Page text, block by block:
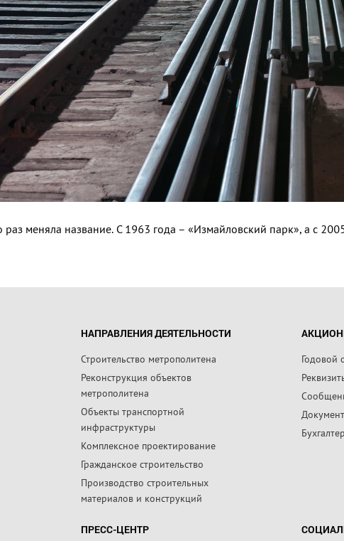
раз меняла название. С 1963 года – «Измайловский парк», а с
НАПРАВЛЕНИЯ ДЕЯТЕЛЬНОСТИ
Строительство метрополитена
Реконструкция объектов
метрополитена
Объекты транспортной
инфраструктуры
Комплексное проектирование
Гражданское строительство
Производство строительных
материалов и конструкций
Годовой
ПРЕСС-ЦЕНТР